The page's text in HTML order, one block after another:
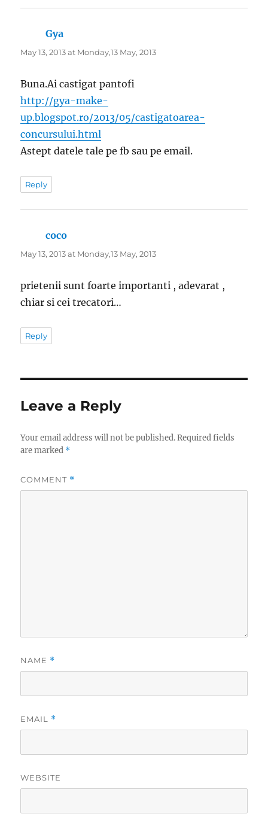
Gya
May 13, 2013 at Monday,13 May, 2013
Buna.Ai castigat pantofi
http://gya-make-
up.blogspot.ro/2013/05/castigatoarea-
concursului.html
Astept datele tale pe fb sau pe email.
Reply
coco
May 13, 2013 at Monday,13 May, 2013
prietenii sunt foarte importanti , adevarat ,
chiar si cei trecatori…
Reply
Leave a Reply
Your email address will not be published. Required fields
are marked *
COMMENT *
NAME *
EMAIL *
WEBSITE